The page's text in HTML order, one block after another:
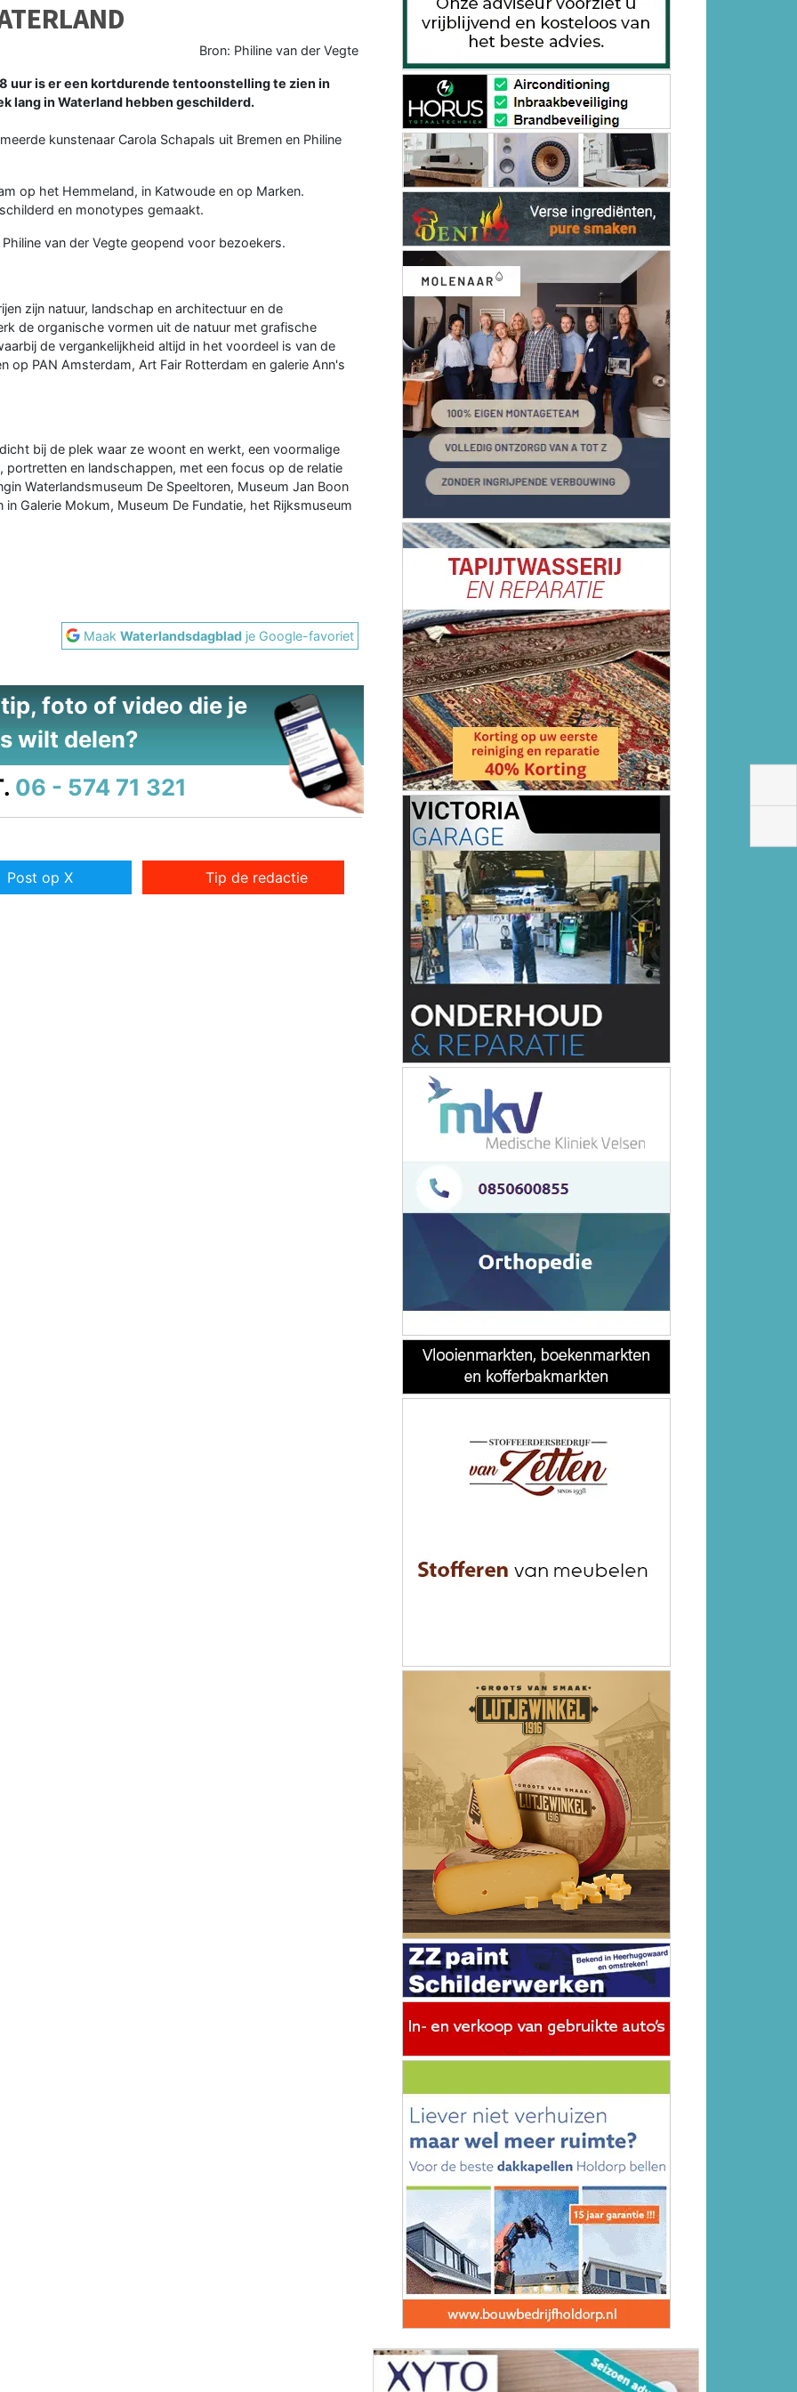
Bron: Philine van der Vegte
uur is er een kortdurende tentoonstelling te zien in
lang in Waterland hebben geschilderd.
kunstenaar Carola Schapals uit Bremen en Philine
op het Hemmeland, in Katwoude en op Marken.
en monotypes gemaakt.
van der Vegte geopend voor bezoekers.
zijn natuur, landschap en architectuur en de
de organische vormen uit de natuur met grafische
de vergankelijkheid altijd in het voordeel is van de
op PAN Amsterdam, Art Fair Rotterdam en galerie Ann's
bij de plek waar ze woont en werkt, een voormalige
en landschappen, met een focus op de relatie
Waterlandsmuseum De Speeltoren, Museum Jan Boon
Galerie Mokum, Museum De Fundatie, het Rijksmuseum
MaakWaterlandsdagblad je Google-favoriet
foto of video die je
wilt delen?
06 - 574 71 321
Post op X Tip de redactie